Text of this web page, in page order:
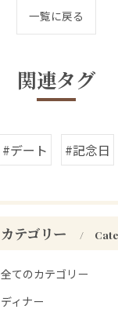
一覧に戻る
関連タグ
#デート #記念日
カテゴリー
全てのカテゴリー
ディナー